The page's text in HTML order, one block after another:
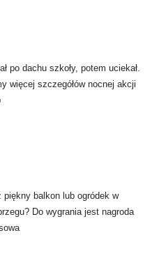
po dachu szkoły, potem uciekał.
więcej szczegółów nocnej akcji
piękny balkon lub ogródek w
Do wygrania jest nagroda